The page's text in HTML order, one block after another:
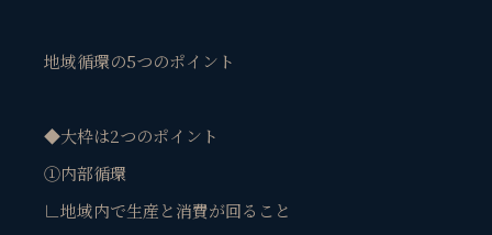
地域循環の5つのポイント
◆大枠は2つのポイント
①内部循環
∟地域内で生産と消費が回ること